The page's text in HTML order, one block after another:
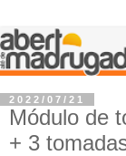
2022/07/21
Módulo de
+ 3